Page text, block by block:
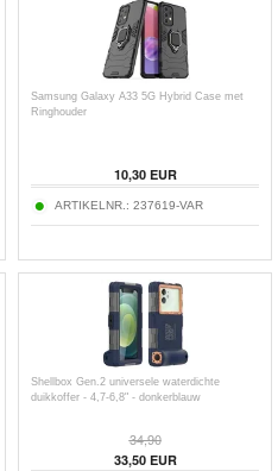
Samsung Galaxy A33 5G Hybrid Case met
Ringhouder
10,30EUR
ARTIKELNR.: 237619-VAR
Shellbox Gen.2 universele waterdichte
duikkoffer - 4,7-6,8" - donkerblauw
34,90
33,50EUR